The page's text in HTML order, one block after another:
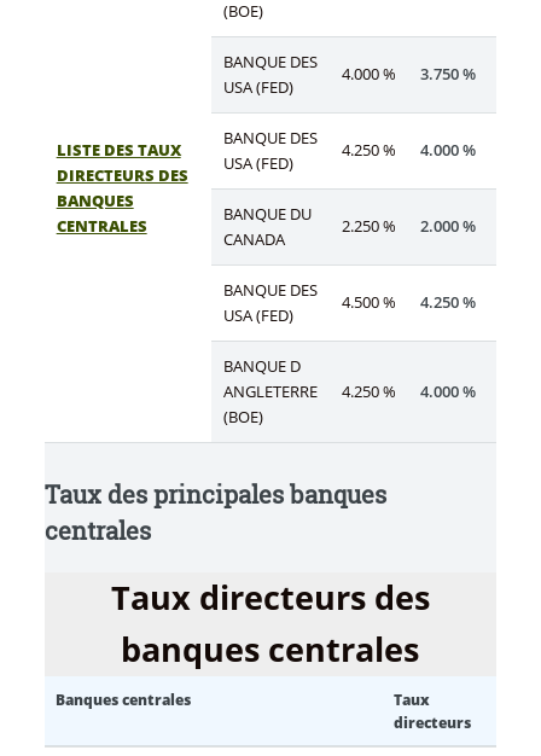
LISTE DES TAUX
DIRECTEURS DES
BANQUES
CENTRALES
(BOE)
BANQUE DES
USA (FED)
4.000 % 3.750 %
BANQUE DES
USA (FED)
4.250 % 4.000 %
BANQUE DU
CANADA
2.250 % 2.000 %
BANQUE DES
USA (FED)
4.500 % 4.250 %
BANQUE D
ANGLETERRE
(BOE)
4.250 % 4.000 %
Taux des principales banques
centrales
Taux directeurs des
banques centrales
Banques centrales
Taux
directeurs